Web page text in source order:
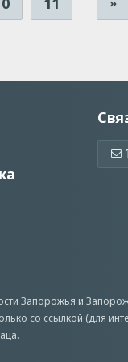
Запорожья и
со ссылкой (для